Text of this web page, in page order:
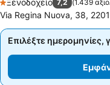
1 Αστέρια
Ξενοδοχείο 7,2 (1.439
Via Regina Nuova, 38,
Επιλέξτε ημερομηνίες,
Επιλέξτε ημερομηνίες,